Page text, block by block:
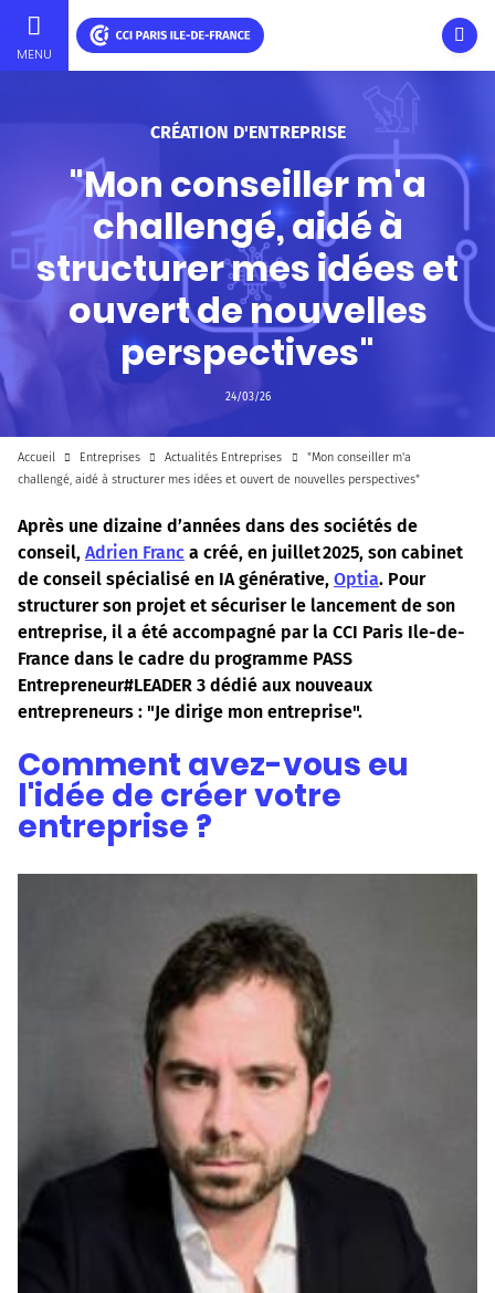
MENU
CRÉATION D'ENTREPRISE
"Mon conseiller m'a
challengé, aidé à
structurer mes idées et
ouvert de nouvelles
perspectives"
24/03/26
Accueil Entreprises Actualités Entreprises
"Mon conseiller m'a
challengé, aidé à structurer mes idées et ouvert de nouvelles perspectives"
Après une dizaine d’années dans des sociétés de
conseil, Adrien Franc a créé, en juillet 2025, son cabinet
de conseil spécialisé en IA générative, Optia. Pour
structurer son projet et sécuriser le lancement de son
entreprise, il a été accompagné par la CCI Paris Ile-de-
France dans le cadre du programme PASS
Entrepreneur#LEADER 3 dédié aux nouveaux
entrepreneurs : "Je dirige mon entreprise".
Comment avez-vous eu
l'idée de créer votre
entreprise ?